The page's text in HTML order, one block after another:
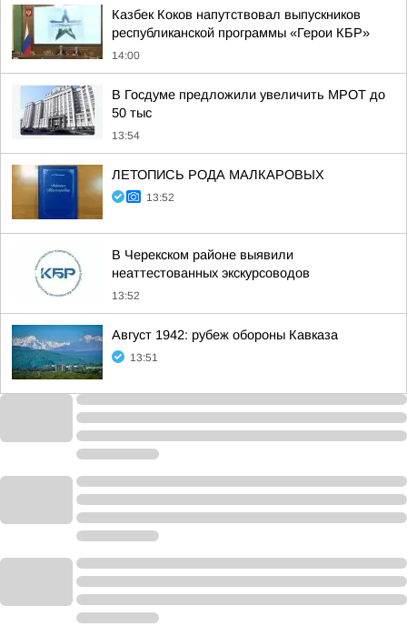
Казбек Коков напутствовал выпускников
республиканской программы «Герои КБР»
14:00
В Госдуме предложили увеличить МРОТ до
50 тыс
13:54
ЛЕТОПИСЬ РОДА МАЛКАРОВЫХ
13:52
В Черекском районе выявили
неаттестованных экскурсоводов
13:52
Август 1942: рубеж обороны Кавказа
13:51